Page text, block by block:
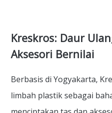
Kreskros: Daur
Aksesori Bernilai
Berbasis di Yogyakarta,
limbah plastik sebagai